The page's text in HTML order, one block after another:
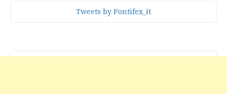
Tweets by Pontifex_it